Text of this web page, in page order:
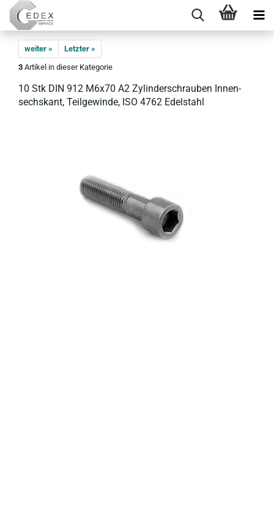
weiter »
Letzter »
3 Artikel in dieser Kategorie
10 Stk DIN 912 M6x70 A2 Zy­lin­der­schrau­ben In­nen­
sechs­kant, Teil­ge­win­de, ISO 4762 Edel­stahl